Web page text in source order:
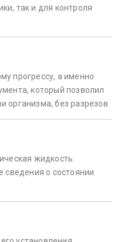
так и для контроля
прогрессу, а именно
который позволил
организма, без разрезов.
жидкость
сведения о состоянии